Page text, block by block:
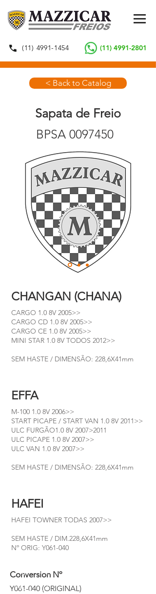
(11) 4991-1454 (11) 4991-2801
< Back to Catalog
Sapata de Freio
BPSA 0097450
CHANGAN (CHANA)
CARGO 1.0 8V 2005>>
CARGO CD 1.0 8V 2005>>
CARGO CE 1.0 8V 2005>>
MINI STAR 1.0 8V TODOS 2012>>
SEM HASTE / DIMENSÃO: 228,6X41mm
EFFA
M-100 1.0 8V 2006>>
START PICAPE / START VAN 1.0 8V 2011>>
ULC FURGÃO1.0 8V 2007>2011
ULC PICAPE 1.0 8V 2007>>
ULC VAN 1.0 8V 2007>>
SEM HASTE / DIMENSÃO: 228,6X41mm
HAFEI
HAFEI TOWNER TODAS 2007>>
SEM HASTE / DIM.228,6X41mm
Nº ORIG: Y061-040
Conversion Nº
Y061-040 (ORIGINAL)